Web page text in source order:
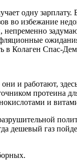
одну
во избежание
непременно
в Колаген Спас-
и работают,
протеина
и
дешевый газ